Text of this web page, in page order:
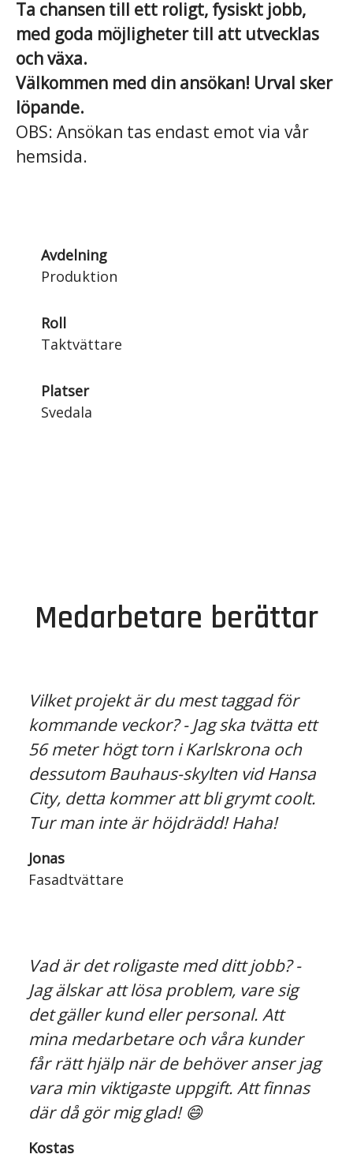
Ta chansen till ett roligt, fysiskt jobb,
med goda möjligheter till att utvecklas
och växa.
Välkommen med din ansökan! Urval sker
löpande.
OBS: Ansökan tas endast emot via vår
hemsida.
Avdelning
Produktion
Roll
Taktvättare
Platser
Svedala
Medarbetare berättar
Vilket projekt är du mest taggad för
kommande veckor? - Jag ska tvätta ett
56 meter högt torn i Karlskrona och
dessutom Bauhaus-skylten vid Hansa
City, detta kommer att bli grymt coolt.
Tur man inte är höjdrädd! Haha!
Jonas
Fasadtvättare
Vad är det roligaste med ditt jobb? -
Jag älskar att lösa problem, vare sig
det gäller kund eller personal. Att
mina medarbetare och våra kunder
får rätt hjälp när de behöver anser jag
vara min viktigaste uppgift. Att finnas
där då gör mig glad! 😄
Kostas